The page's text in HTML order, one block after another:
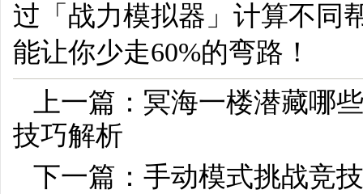
过「战力模拟器」计算不同
能让你少走60%的弯路！
上一篇： 冥海一楼潜藏哪
技巧解析
下一篇： 手动模式挑战竞